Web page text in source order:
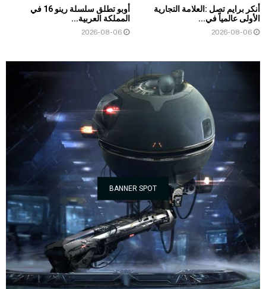
أنكر برايم تصل :العلامة التجارية
الأولى عالمياً في...
2026-08-06
أوبو تطلق سلسلة رينو 16 في
المملكة العربية...
2026-08-06
BANNER SPOT